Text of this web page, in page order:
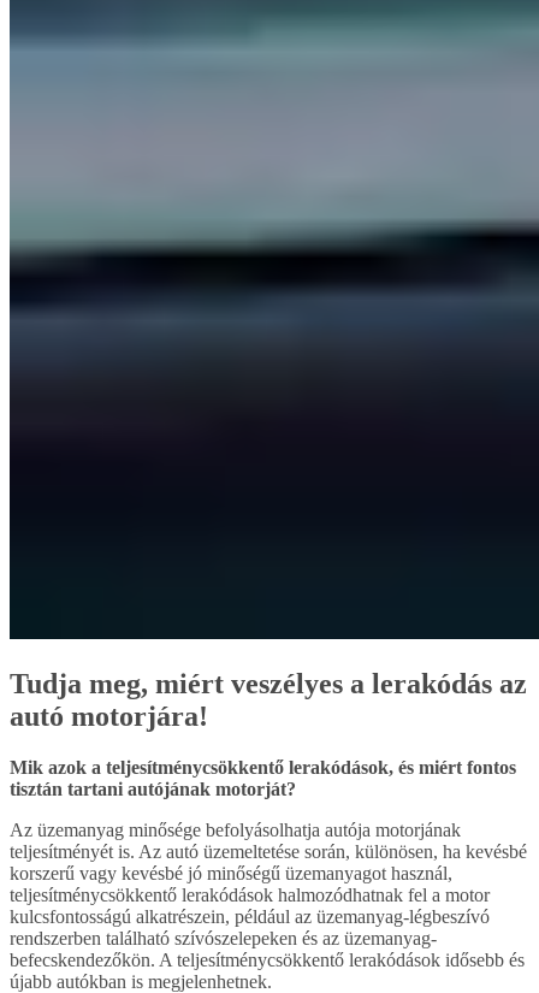
Tudja meg, miért veszélyes a lerakódás az
autó motorjára!
Mik azok a teljesítménycsökkentő lerakódások, és miért fontos
tisztán tartani autójának motorját?
Az üzemanyag minősége befolyásolhatja autója motorjának
teljesítményét is. Az autó üzemeltetése során, különösen, ha kevésbé
korszerű vagy kevésbé jó minőségű üzemanyagot használ,
teljesítménycsökkentő lerakódások halmozódhatnak fel a motor
kulcsfontosságú alkatrészein, például az üzemanyag-légbeszívó
rendszerben található szívószelepeken és az üzemanyag-
befecskendezőkön. A teljesítménycsökkentő lerakódások idősebb és
újabb autókban is megjelenhetnek.